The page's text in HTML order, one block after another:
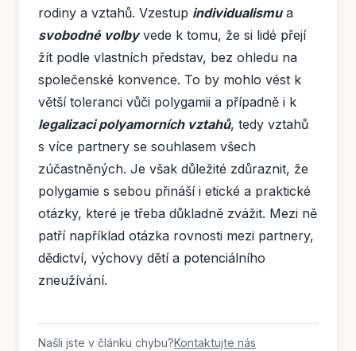
rodiny a vztahů. Vzestup individualismua
svobodné volbyvede k tomu, že si lidé přejí
žít podle vlastních představ, bez ohledu na
společenské konvence. To by mohlo vést k
větší toleranci vůči polygamii a případně i k
legalizaci polyamorních vztahů, tedy vztahů
s více partnery se souhlasem všech
zúčastněných. Je však důležité zdůraznit, že
polygamie s sebou přináší i etické a praktické
otázky, které je třeba důkladně zvážit. Mezi ně
patří například otázka rovnosti mezi partnery,
dědictví, výchovy dětí a potenciálního
zneužívání.
Našli jste v článku chybu?Kontaktujte nás